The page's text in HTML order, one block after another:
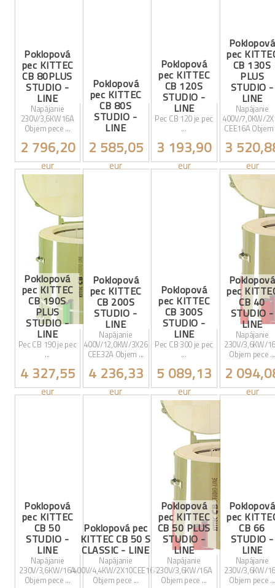
2 796,20
eur
Poklopová
pec KITTEC
CB 80PLUS
STUDIO -
LINE
Napájanie
230V/3,6KW16A
Objem pece ...
2 585,05
eur
Poklopová
pec KITTEC
CB 80S
STUDIO -
LINE
3 193,90
eur
Poklopová
pec KITTEC
CB 120S
STUDIO -
LINE
Pec CB 120 je pec
...
3
eur
Poklopová
pec
CB 130S
PLUS
STUDIO -
LINE
Napájanie
400V/7,0KW/
CEE16A Objem
4 327,55
eur
Poklopová
pec KITTEC
CB 190S
PLUS
STUDIO -
LINE
Pec CB 190 je pec
...
4 236,33
eur
Poklopová
pec KITTEC
CB 200S
STUDIO -
LINE
Napájanie
400V/12,0KW/3X26
CEE32A Objem ...
5 089,13
eur
Poklopová
pec KITTEC
CB 300S
STUDIO -
LINE
Pec CB 300 je pec
...
2
eur
Poklopová
pec
CB 40
STUDIO -
LINE
Napájanie
230V/3,6KW/
Objem pece ...
Poklopová
pec KITTEC
CB 50
STUDIO -
LINE
Napájanie
230V/3,6KW/16A
Objem pece ...
Poklopová pec
KITTEC CB 50 S
CLASSIC - LINE
Napájanie
400V/4,4KW/2X10CEE16A
Objem pece ...
Poklopová
pec KITTEC
CB 50 PLUS
STUDIO -
LINE
Napájanie
230V/3,6KW/16A
Objem pece ...
Poklopová
pec
CB 66
STUDIO -
LINE
Napájanie
230V/3,6KW/
Objem pece ...